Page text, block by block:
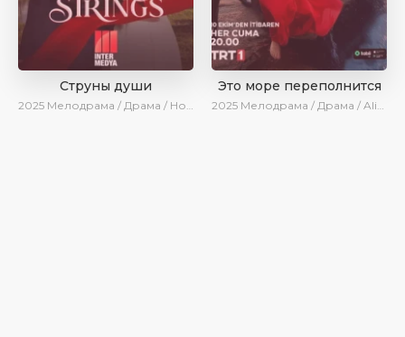
Струны души
2025 Мелодрама / Драма / Новинки / Сериалы 2025
Это море переполнится
2025 Мелодрама / Драма / AlisaDirilis / Новинки / Сериалы 2025